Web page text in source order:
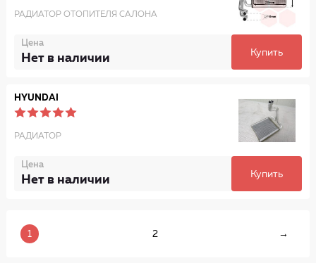
РАДИАТОР ОТОПИТЕЛЯ САЛОНА
Цена
Нет в наличии Купить
HYUNDAI
РАДИАТОР
Цена
Нет в наличии Купить
1 2 →